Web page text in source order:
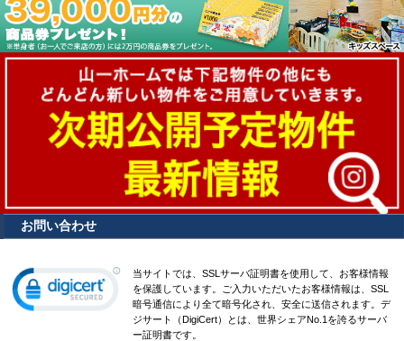
お問い合わせ
当サイトでは、SSLサーバ証明書を使用して、お客様情報
を保護しています。ご入力いただいたお客様情報は、SSL
暗号通信により全て暗号化され、安全に送信されます。デ
ジサート（DigiCert）とは、世界シェアNo.1を誇るサーバ
ー証明書です。